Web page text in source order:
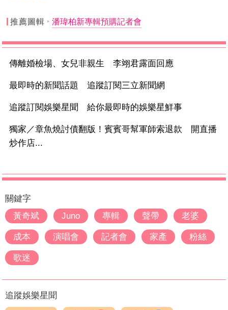
推薦圖輯 潘瑋柏新專輯預購記者會
傳離婚檢場、女兒非親生 李翊君露面回應
最即時的新聞話題 追蹤訂閱三立新聞網
追蹤訂閱娛樂星聞 給你最即時的娛樂星鮮事
獨家／章魚燒討債翻版！賓賓哥幫軍師索退款 開直播
炒作店...
關鍵字
黃奇斌
Juno 專輯 聲帶 老婆
成本 演唱會 記者會 家產 粉絲
歌迷
追蹤娛樂星聞